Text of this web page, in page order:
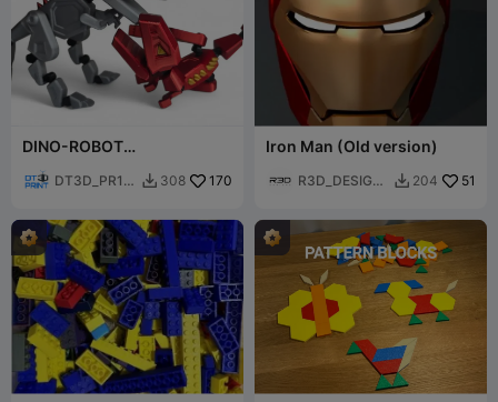
DINO-ROBOT
SPEELGOED (beta)
DT3D_PR1N  308 170
Iron Man (Old version)
R3D_DESIGN
 204 51